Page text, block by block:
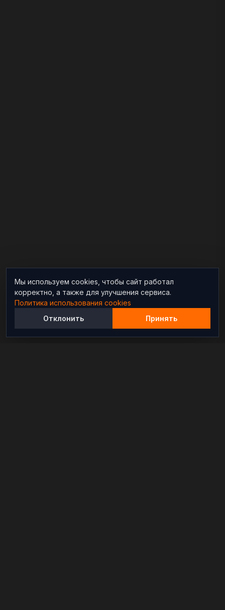
Мы используем cookies, чтобы сайт работал
корректно, а также для улучшения сервиса.
Политика использования cookies
Отклонить
Принять